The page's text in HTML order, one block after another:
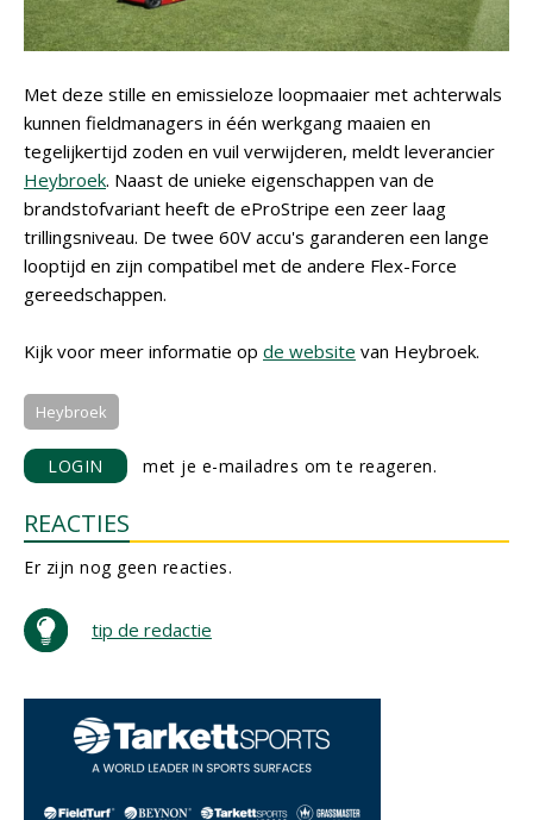
Met deze stille en emissieloze loopmaaier met achterwals
kunnen fieldmanagers in één werkgang maaien en
tegelijkertijd zoden en vuil verwijderen, meldt leverancier
Heybroek. Naast de unieke eigenschappen van de
brandstofvariant heeft de eProStripe een zeer laag
trillingsniveau. De twee 60V accu's garanderen een lange
looptijd en zijn compatibel met de andere Flex-Force
gereedschappen.
Kijk voor meer informatie op de website van Heybroek.
Heybroek
LOGIN met je e-mailadres om te reageren.
REACTIES
Er zijn nog geen reacties.
tip de redactie